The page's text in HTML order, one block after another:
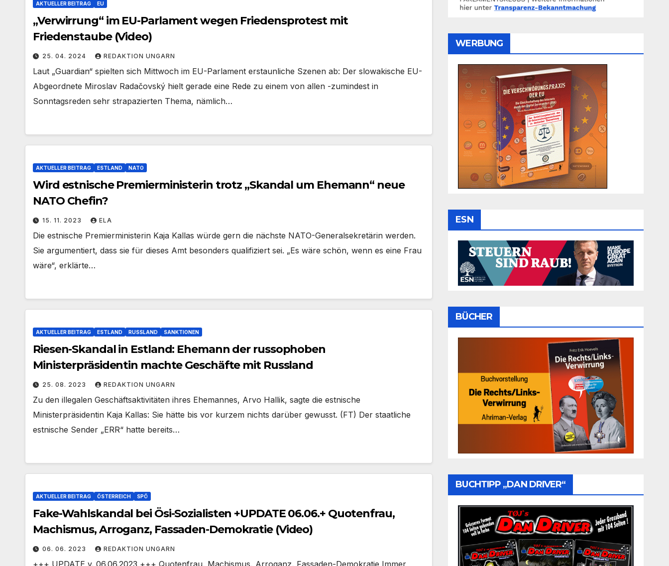
AKTUELLER BEITRAG EU
„Verwirrung“ im EU-Parlament wegen Friedensprotest mit
Friedenstaube (Video)
25. 04. 2024 REDAKTION UNGARN
Laut „Guardian“ spielten sich Mittwoch im EU-Parlament erstaunliche Szenen ab: Der slowakische EU-
Abgeordnete Miroslav Radačovský hielt gerade eine Rede zu einem von allen -zumindest in
Sonntagsreden sehr strapazierten Thema, nämlich…
AKTUELLER BEITRAG ESTLAND NATO
Wird estnische Premierministerin trotz „Skandal um Ehemann“ neue
NATO Chefin?
15. 11. 2023 ELA
Die estnische Premierministerin Kaja Kallas würde gern die nächste NATO-Generalsekretärin werden.
Sie argumentiert, dass sie für dieses Amt besonders qualifiziert sei. „Es wäre schön, wenn es eine Frau
wäre“, erklärte…
AKTUELLER BEITRAG ESTLAND RUSSLAND SANKTIONEN
Riesen-Skandal in Estland: Ehemann der russophoben
Ministerpräsidentin machte Geschäfte mit Russland
25. 08. 2023 REDAKTION UNGARN
Zu den illegalen Geschäftsaktivitäten ihres Ehemannes, Arvo Hallik, sagte die estnische
Ministerpräsidentin Kaja Kallas: Sie hätte bis vor kurzem nichts darüber gewusst. (FT) Der staatliche
estnische Sender „ERR“ hatte bereits…
AKTUELLER BEITRAG ÖSTERREICH SPÖ
Fake-Wahlskandal bei Ösi-Sozialisten +UPDATE 06.06.+ Quotenfrau,
Machismus, Arroganz, Fassaden-Demokratie (Video)
06. 06. 2023 REDAKTION UNGARN
+++ UPDATE v. 06.06.2023 +++ Quotenfrau, Machismus, Arroganz, Fassaden-Demokratie Immer
WERBUNG
ESN
BÜCHER
BUCHTIPP „DAN DRIVER“